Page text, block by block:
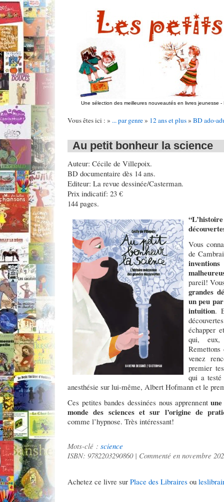
Une sélection des meilleures nouveautés en livres jeunesse -
Vous êtes ici : » ... par genre» 12 ans et plus» BD ado-
Au petit bonheur la science
Auteur: Cécile de Villepoix.
BD documentaire dès 14 ans.
Editeur: La revue dessinée/Casterman.
Prix indicatif: 23 €
144 pages.
Vous
de
pareil!
grandes
un peu
intuition.
échapper
qui, eux,
venez
premier
qui a testé
anesthésie sur lui-même, Albert Hofmann et le
Ces petites bandes dessinées nous apprennentune
monde des sciences et sur l’origine de
comme l’hypnose. Très intéressant!
Mots-clé : science
ISBN: 9782203290860 | Commenté en novembre
Achetez ce livre sur Place des Libraires ou